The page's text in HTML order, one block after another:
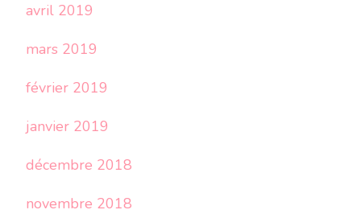
avril 2019
mars 2019
février 2019
janvier 2019
décembre 2018
novembre 2018